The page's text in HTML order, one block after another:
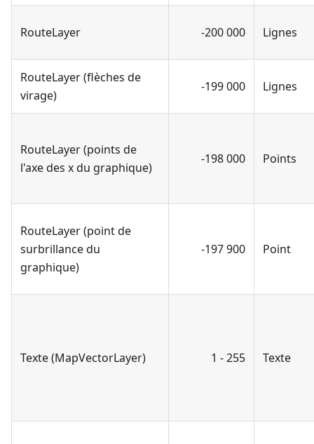
RouteLayer -200 000 Lignes
RouteLayer (flèches de
virage)
-199 000 Lignes
RouteLayer (points de
l'axe des x du graphique)
-198 000 Points
RouteLayer (point de
surbrillance du
graphique)
-197 900 Point
Texte (MapVectorLayer) 1 - 255 Texte